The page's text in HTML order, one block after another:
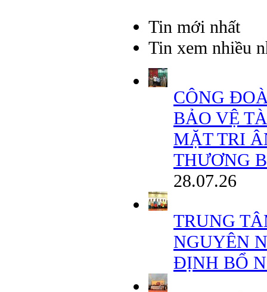
Tin mới nhất
Tin xem nhiều
CÔNG
BẢO VỆ
MẶT TRI
THƯƠNG
28.07.26
TRUNG
NGUYÊN
ĐỊNH BỔ